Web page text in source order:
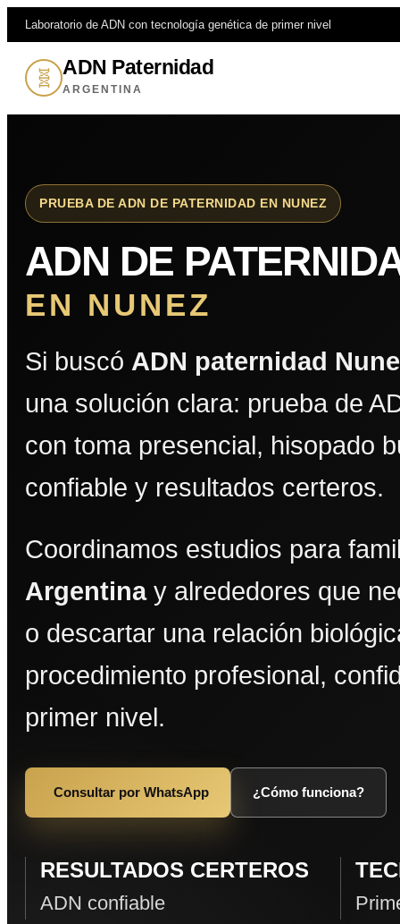
Laboratorio de ADN con tecnología genética de primer nivel
🧬 ADN Paternidad
ARGENTINA
PRUEBA DE ADN DE PATERNIDAD EN NUNEZ
ADN DE
EN NUNEZ
Si buscó ADN paternidad
una solución clara: prueba de
con toma presencial, hisopado
confiable y resultados certeros.
Coordinamos estudios para
Argentinay alrededores que
o descartar una relación
procedimiento profesional,
primer nivel.
Consultar por WhatsApp ¿Cómo funciona?
RESULTADOS CERTEROS
ADN confiable